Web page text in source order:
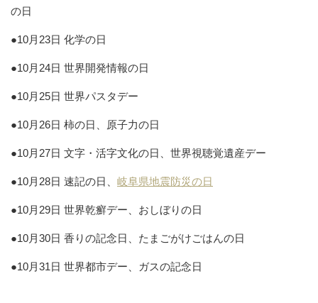
の日
●10月23日 化学の日
●10月24日 世界開発情報の日
●10月25日 世界パスタデー
●10月26日 柿の日、原子力の日
●10月27日 文字・活字文化の日、世界視聴覚遺産デー
●10月28日 速記の日、 岐阜県地震防災の日
●10月29日 世界乾癬デー、おしぼりの日
●10月30日 香りの記念日、たまごがけごはんの日
●10月31日 世界都市デー、ガスの記念日